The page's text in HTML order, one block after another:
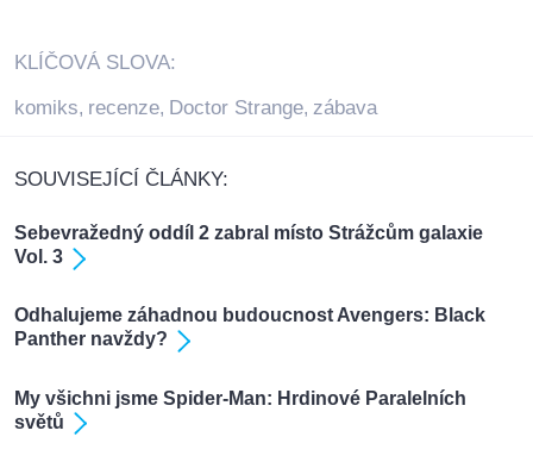
KLÍČOVÁ SLOVA:
komiks, recenze, Doctor Strange, zábava
SOUVISEJÍCÍ ČLÁNKY:
Sebevražedný oddíl 2 zabral místo Strážcům galaxie
Vol. 3
Odhalujeme záhadnou budoucnost Avengers: Black
Panther navždy?
My všichni jsme Spider-Man: Hrdinové Paralelních
světů